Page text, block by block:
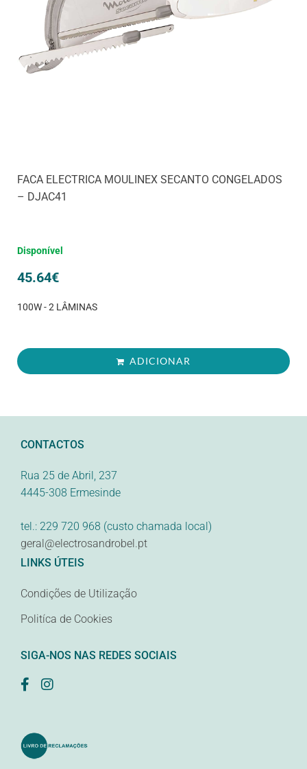
FACA ELECTRICA MOULINEX SECANTO CONGELADOS
– DJAC41
Disponível
45.64€
100W - 2 LÂMINAS
ADICIONAR
CONTACTOS
Rua 25 de Abril, 237
4445-308 Ermesinde
tel.: 229 720 968 (custo chamada local)
geral@electrosandrobel.pt
LINKS ÚTEIS
Condições de Utilização
Politíca de Cookies
SIGA-NOS NAS REDES SOCIAIS